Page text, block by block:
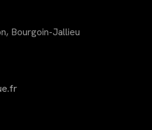
Bourgoin-Jallieu